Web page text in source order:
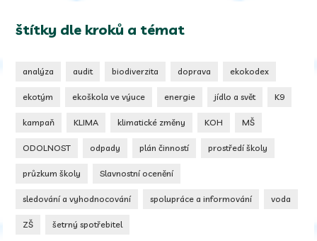
štítky dle kroků a témat
analýza audit biodiverzita doprava ekokodex
ekotým ekoškola ve výuce energie jídlo a svět K9
kampaň KLIMA klimatické změny KOH MŠ
ODOLNOST odpady plán činností prostředí školy
průzkum školy Slavnostní ocenění
sledování a vyhodnocování spolupráce a informování voda
ZŠ šetrný spotřebitel